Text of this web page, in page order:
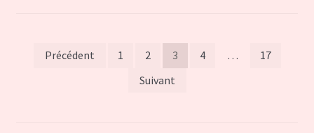
Navigation
Précédent 1 2 3 4 …
17
Suivant